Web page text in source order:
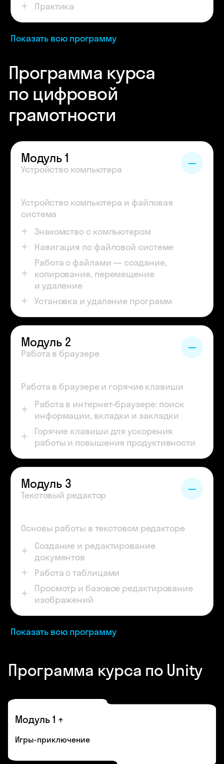
Практика
Показать всю программу
Программа курса
по цифровой
грамотности
Модуль 1
Устройство компьютера
Устройство компьютера и файловая
система
Знакомство с компьютером
Навигация по файловой системе
Работа с файлами — создание,
копирование, перемещение
и удаление
Установка и удаление программ
Модуль 2
Работа в браузере
Работа в браузере и горячие клавиши
Работа в интернет-браузере: поиск
информации, вкладки и закладки
Горячие клавиши для ускорения
работы и повышения продуктивности
Модуль 3
Текстовый редактор
Основы работы в текстовом редакторе
Создание и редактирование
документов
Работа с таблицами
Просмотр и базовое редактирование
изображений
Показать всю программу
Программа курса по Unity
Модуль 1
Игры-приключение